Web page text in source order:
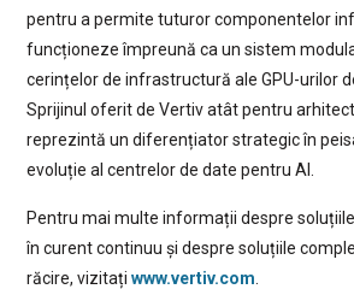
pentru a permite tuturor componentelor
funcționeze împreună ca un sistem
cerințelor de infrastructură ale GPU-urilor
Sprijinul oferit de Vertiv atât pentru
reprezintă un diferențiator strategic în
evoluție al centrelor de date pentru AI.
Pentru mai multe informații despre
în curent continuu și despre soluțiile
răcire, vizitați www.vertiv.com